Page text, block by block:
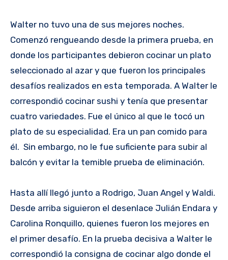
Walter no tuvo una de sus mejores noches.
Comenzó rengueando desde la primera prueba, en
donde los participantes debieron cocinar un plato
seleccionado al azar y que fueron los principales
desafíos realizados en esta temporada. A Walter le
correspondió cocinar sushi y tenía que presentar
cuatro variedades. Fue el único al que le tocó un
plato de su especialidad. Era un pan comido para
él. Sin embargo, no le fue suficiente para subir al
balcón y evitar la temible prueba de eliminación.
Hasta allí llegó junto a Rodrigo, Juan Angel y Waldi.
Desde arriba siguieron el desenlace Julián Endara y
Carolina Ronquillo, quienes fueron los mejores en
el primer desafío. En la prueba decisiva a Walter le
correspondió la consigna de cocinar algo donde el